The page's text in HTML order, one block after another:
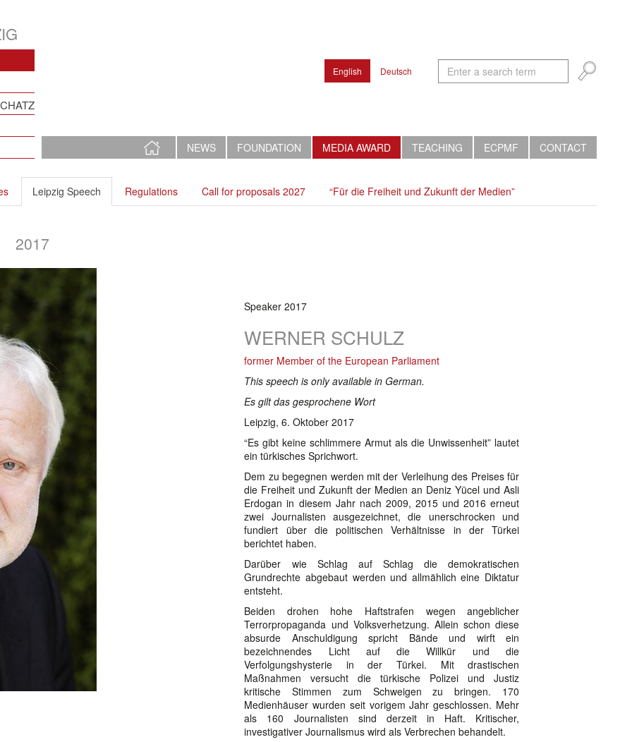
English Deutsch
HOME
PAGE
NEWS FOUNDATION MEDIA AWARD TEACHING ECPMF CONTACT
Leipzig Speech Regulations Call for proposals 2027 “Für die Freiheit und Zukunft der Medien”
2017
Speaker 2017
WERNER SCHULZ
former Member of the European Parliament
This speech is only available in German.
Es gilt das gesprochene Wort
Leipzig, 6. Oktober 2017
“Es gibt keine schlimmere Armut als die Unwissenheit” lautet
ein türkisches Sprichwort.
Dem zu begegnen werden mit der Verleihung des Preises für
die Freiheit und Zukunft der Medien an Deniz Yücel und Asli
Erdogan in diesem Jahr nach 2009, 2015 und 2016 erneut
zwei Journalisten ausgezeichnet, die unerschrocken und
fundiert über die politischen Verhältnisse in der Türkei
berichtet haben.
Darüber wie Schlag auf Schlag die demokratischen
Grundrechte abgebaut werden und allmählich eine Diktatur
entsteht.
Beiden drohen hohe Haftstrafen wegen angeblicher
Terrorpropaganda und Volksverhetzung. Allein schon diese
absurde Anschuldigung spricht Bände und wirft ein
bezeichnendes Licht auf die Willkür und die
Verfolgungshysterie in der Türkei. Mit drastischen
Maßnahmen versucht die türkische Polizei und Justiz
kritische Stimmen zum Schweigen zu bringen. 170
Medienhäuser wurden seit vorigem Jahr geschlossen. Mehr
als 160 Journalisten sind derzeit in Haft. Kritischer,
investigativer Journalismus wird als Verbrechen behandelt.